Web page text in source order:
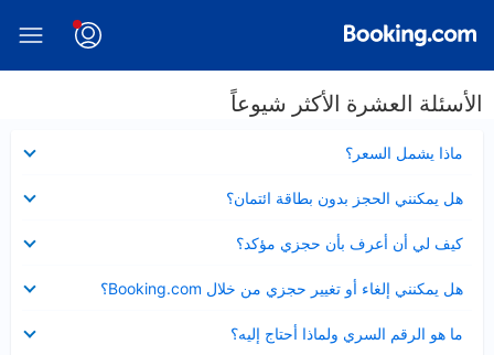
الأسئلة العشرة الأكثر شيوعاً
ماذا يشمل السعر؟
مصغر
هل يمكنني الحجز بدون بطاقة ائتمان؟
مصغر
كيف لي أن أعرف بأن حجزي مؤكد؟
مصغر
هل يمكنني إلغاء أو تغيير حجزي من خلال Booking.com؟
مصغر
ما هو الرقم السري ولماذا أحتاج إليه؟
مصغر